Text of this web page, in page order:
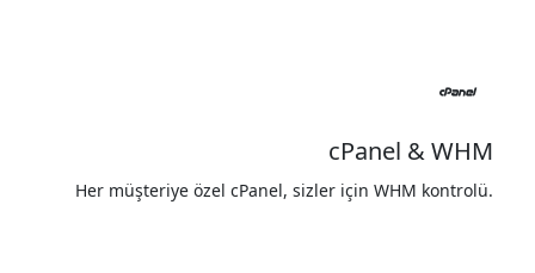
cPanel & WHM
Her müşteriye özel cPanel, sizler için WHM kontrolü.